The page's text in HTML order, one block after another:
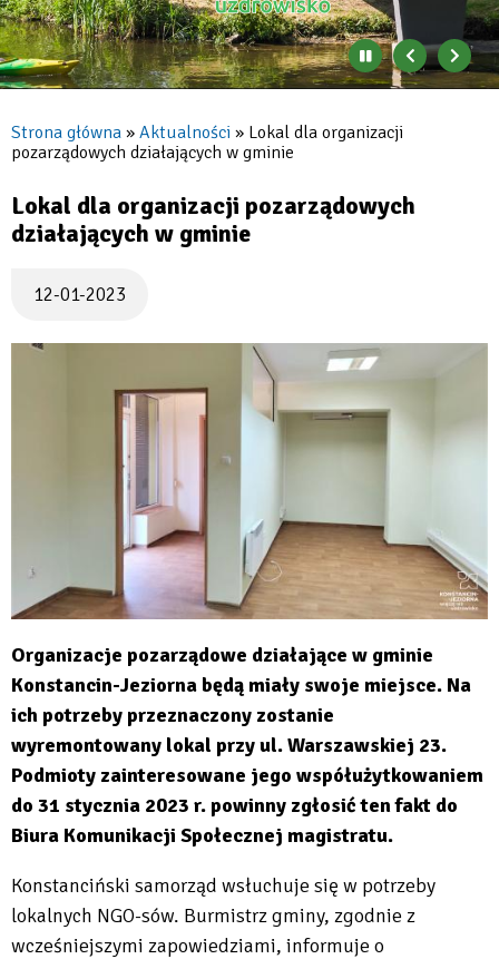
Zatrzymaj
automatyczne
się
banerów
Poprzedni
bannerbaner
Ścieżka
Strona główna Aktualności
Lokal dla organizacji
pozarządowych działających w gminie
Lokal dla organizacji pozarządowych
działających w gminie
12-01-2023
Organizacje pozarządowe działające w gminie
Konstancin-Jeziorna będą miały swoje miejsce. Na
ich potrzeby przeznaczony zostanie
wyremontowany lokal przy ul. Warszawskiej 23.
Podmioty zainteresowane jego współużytkowaniem
do 31 stycznia 2023 r. powinny zgłosić ten fakt do
Biura Komunikacji Społecznej magistratu.
Konstanciński samorząd wsłuchuje się w potrzeby
lokalnych NGO-sów. Burmistrz gminy, zgodnie z
wcześniejszymi zapowiedziami, informuje o